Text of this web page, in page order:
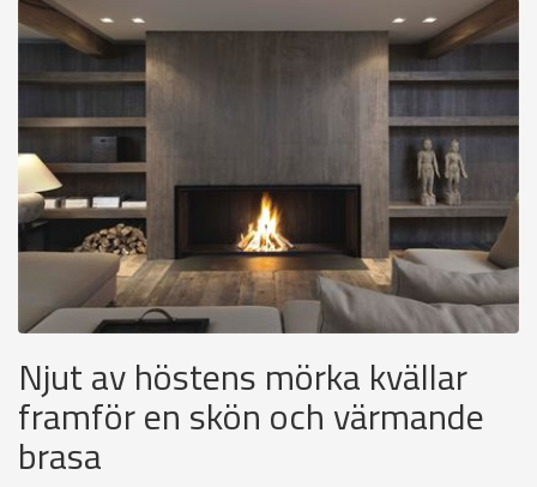
Njut av höstens mörka kvällar
framför en skön och värmande
brasa